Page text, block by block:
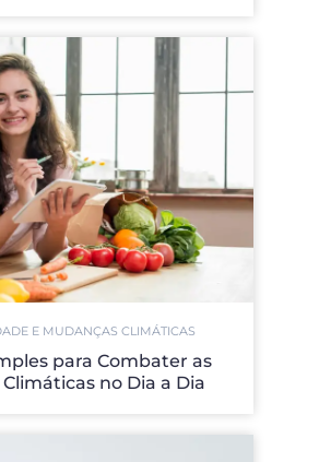
E MUDANÇAS CLIMÁTICAS
para Combater as
no Dia a Dia